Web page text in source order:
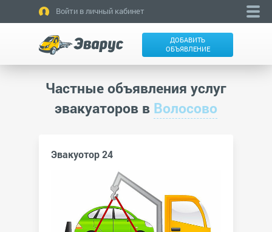
Войти в личный кабинет
ДОБАВИТЬ
ОБЪЯВЛЕНИЕ
Частные объявления услуг
эвакуаторов в Волосово
Эвакуотор 24